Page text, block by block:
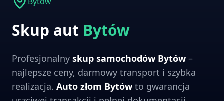
Skup aut Bytów
Profesjonalny skup samochodów Bytów–
najlepsze ceny, darmowy transport i szybka
realizacja. Auto złom Bytów to gwarancja